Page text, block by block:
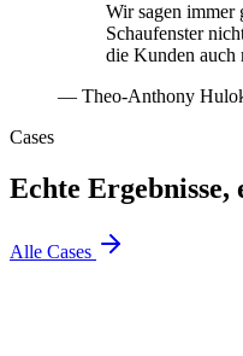
Wir sagen immer
Schaufenster
die Kunden auch
— Theo-Anthony
Cases
Echte Ergebnisse,
Alle Cases